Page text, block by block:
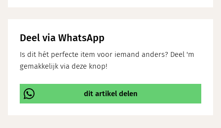
Deel via WhatsApp
Is dit hét perfecte item voor iemand anders? Deel 'm
gemakkelijk via deze knop!
dit artikel delen